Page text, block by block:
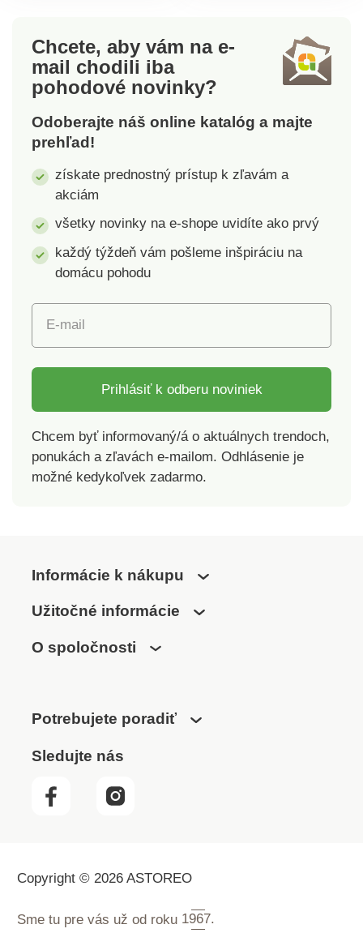
popruh. Magnetický
zámok s ozdobným
strapcom. Jemné
vrkôčikové akcenty.
Nastaviteľný ramenný
popruh.
popruh. Magnetický
zámok s ozdobným
strapcom. Jemné
vrkôčikové akcenty.
Nastaviteľný ramenný
Chcete, aby vám na e-
mail chodili iba
pohodové novinky?
Odoberajte náš online katalóg a majte
prehľad!
získate prednostný prístup k zľavám a
akciám
všetky novinky na e-shope uvidíte ako prvý
každý týždeň vám pošleme inšpiráciu na
domácu pohodu
E-mail
Prihlásiť k odberu noviniek
Chcem byť informovaný/á o aktuálnych trendoch,
ponukách a zľavách e-mailom. Odhlásenie je
možné kedykoľvek zadarmo.
Informácie k nákupu
Užitočné informácie
O spoločnosti
Potrebujete poradiť
Sledujte nás
Copyright © 2026 ASTOREO
Sme tu pre vás už od roku 1967.